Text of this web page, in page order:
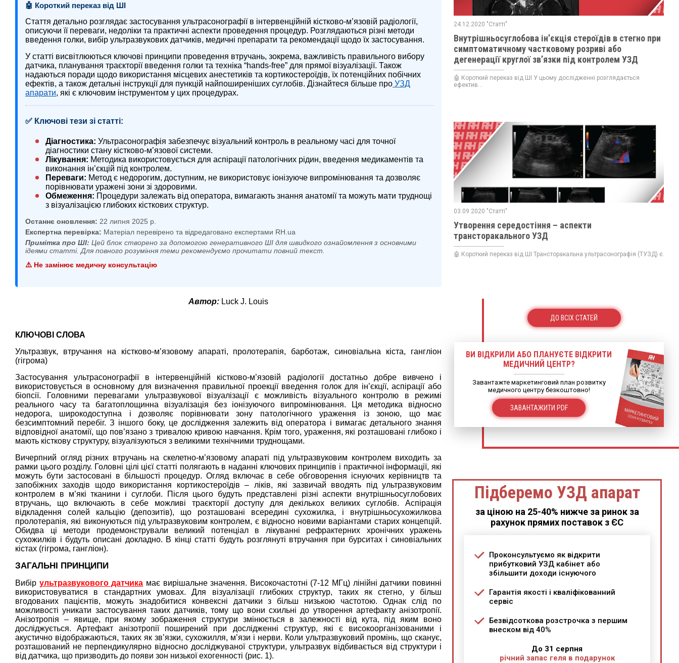
🤖 Короткий переказ від ШІ
Стаття детально розглядає застосування ультрасонографії в інтервенційній кістково-м’язовій радіології,
описуючи її переваги, недоліки та практичні аспекти проведення процедур. Розглядаються різні методи
введення голки, вибір ультразвукових датчиків, медичні препарати та рекомендації щодо їх застосування.
У статті висвітлюються ключові принципи проведення втручань, зокрема, важливість правильного вибору
датчика, планування траєкторії введення голки та техніка “hands-free” для прямої візуалізації. Також
надаються поради щодо використання місцевих анестетиків та кортикостероїдів, їх потенційних побічних
ефектів, а також детальні інструкції для пункцій найпоширеніших суглобів. Дізнайтеся більше про УЗД
апарати, які є ключовим інструментом у цих процедурах.
✅ Ключові тези зі статті:
Діагностика: Ультрасонографія забезпечує візуальний контроль в реальному часі для точної
діагностики стану кістково-м’язової системи.
Лікування: Методика використовується для аспірації патологічних рідин, введення медикаментів та
виконання ін’єкцій під контролем.
Переваги: Метод є недорогим, доступним, не використовує іонізуюче випромінювання та дозволяє
порівнювати уражені зони зі здоровими.
Обмеження: Процедури залежать від оператора, вимагають знання анатомії та можуть мати труднощі
з візуалізацією глибоких кісткових структур.
Останнє оновлення: 22 липня 2025 р.
Експертна перевірка: Матеріал перевірено та відредаговано експертами RH.ua
Примітка про ШІ: Цей блок створено за допомогою генеративного ШІ для швидкого ознайомлення з основними
ідеями статті. Для повного розуміння теми рекомендуємо прочитати повний текст.
⚠️ Не замінює медичну консультацію
Автор: Luck J. Louis
КЛЮЧОВІ СЛОВА
Ультразвук, втручання на кістково-м’язовому апараті, пролотерапія, барботаж, синовіальна кіста, гангліон
(гігрома)
Застосування ультрасонографії в інтервенційній кістково-м’язовій радіології достатньо добре вивчено і
використовується в основному для визначення правильної проекції введення голок для ін’єкції, аспірації або
біопсії. Головними перевагами ультразвукової візуалізації є можливість візуального контролю в режимі
реального часу та багатоплощинна візуалізація без іонізуючого випромінювання. Ця методика відносно
недорога, широкодоступна і дозволяє порівнювати зону патологічного ураження із зоною, що має
безсимптомний перебіг. З іншого боку, це дослідження залежить від оператора і вимагає детального знання
відповідної анатомії, що пов’язано з тривалою кривою навчання. Крім того, ураження, які розташовані глибоко і
мають кісткову структуру, візуалізуються з великими технічними труднощами.
Вичерпний огляд різних втручань на скелетно-м’язовому апараті під ультразвуковим контролем виходить за
рамки цього розділу. Головні цілі цієї статті полягають в наданні ключових принципів і практичної інформації, які
можуть бути застосовані в більшості процедур. Огляд включає в себе обговорення існуючих керівництв та
запобіжних заходів щодо використання кортикостероїдів – ліків, які зазвичай вводять під ультразвуковим
контролем в м’які тканини і суглоби. Після цього будуть представлені різні аспекти внутрішньосуглобових
втручань, що включають в себе можливі траєкторії доступу для декількох великих суглобів. Аспірація
відкладення солей кальцію (депозитів), що розташовані всередині сухожилка, і внутрішньосухожилкова
пролотерапія, які виконуються під ультразвуковим контролем, є відносно новими варіантами старих концепцій.
Обидва ці методи продемонстрували великий потенціал в лікуванні рефрактерних хронічних уражень
сухожилків і будуть описані докладно. В кінці статті будуть розглянуті втручання при бурситах і синовіальних
кістах (гігрома, гангліон).
ЗАГАЛЬНІ ПРИНЦИПИ
Вибір ультразвукового датчика має вирішальне значення. Високочастотні (7-12 МГц) лінійні датчики повинні
використовуватися в стандартних умовах. Для візуалізації глибоких структур, таких як стегно, у більш
вгодованих пацієнтів, можуть знадобитися конвексні датчики з більш низькою частотою. Однак слід по
можливості уникати застосування таких датчиків, тому що вони схильні до утворення артефакту анізотропії.
Анізотропія – явище, при якому зображення структури змінюється в залежності від кута, під яким воно
досліджується. Артефакт анізотропії поширений при дослідженні структур, які є високоорганізованими і
акустично відображаються, таких як зв’язки, сухожилля, м’язи і нерви. Коли ультразвуковий промінь, що сканує,
розташований не перпендикулярно відносно досліджуваної структури, ультразвук відбивається від структури і
від датчика, що призводить до появи зон низької ехогенності (рис. 1).
24.12.2020 "Статті"
Внутрішньосуглобова ін’єкція стероїдів в стегно при
симптоматичному частковому розриві або
дегенерації круглої зв’язки під контролем УЗД
🤖 Короткий переказ від ШІ У цьому дослідженні розглядається
ефектив...
03.09.2020 "Статті"
Утворення середостіння – аспекти
трансторакального УЗД
🤖 Короткий переказ від ШІ Трансторакальна ультрасонографія (ТУЗД) є...
ДО ВСІХ СТАТЕЙ
ВИ ВІДКРИЛИ АБО ПЛАНУЄТЕ ВІДКРИТИ
МЕДИЧНИЙ ЦЕНТР?
Завантажте маркетинговий план розвитку
медичного центру безкоштовно!
ЗАВАНТАЖИТИ PDF
Підберемо УЗД апарат
за ціною на 25-40% нижче за ринок за
рахунок прямих поставок з ЄС
Проконсультуємо як відкрити
прибутковий УЗД кабінет або
збільшити доходи існуючого
Гарантія якості і кваліфікованний
сервіс
Безвідсоткова розстрочка з першим
внеском від 40%
До 31 серпня
річний запас геля в подарунок